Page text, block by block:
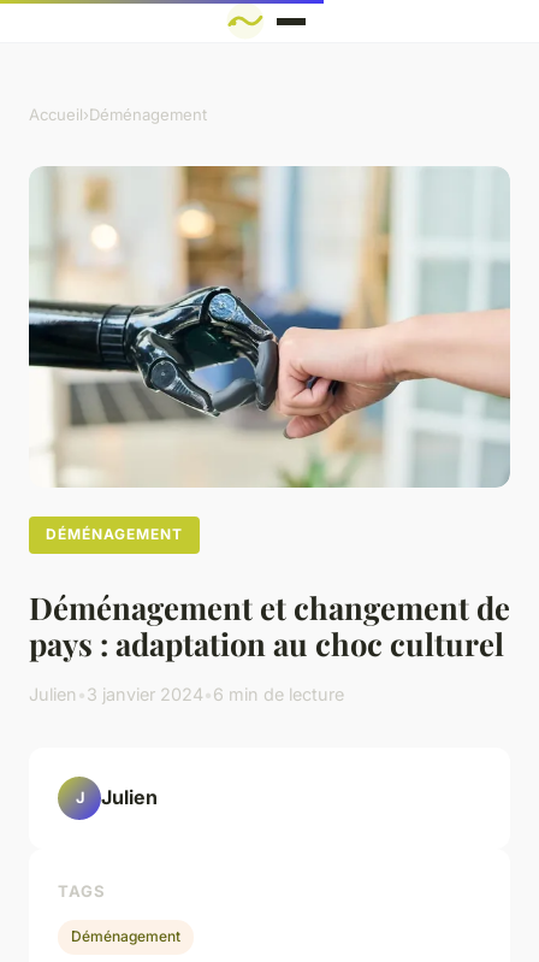
Accueil›Déménagement
DÉMÉNAGEMENT
Déménagement et changement de
pays : adaptation au choc culturel
Julien •3 janvier 2024•6 min de lecture
J Julien
TAGS
Déménagement